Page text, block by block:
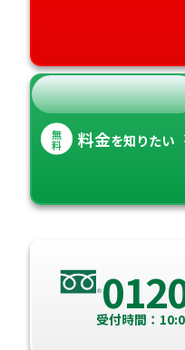
無
料 料金を知りたい
受付時間：